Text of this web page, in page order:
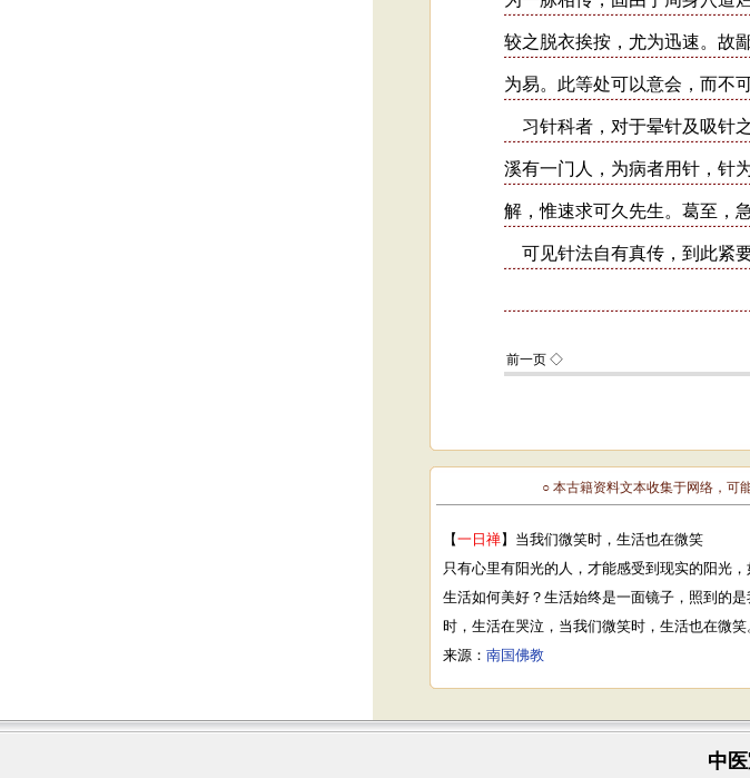
○ 本古籍资料文本收集于网络，可
【一日禅】当我们微笑时，生活也在微笑
只有心里有阳光的人，才能感受到现实的阳光
生活如何美好？生活始终是一面镜子，照到的
时，生活在哭泣，当我们微笑时，生活也在微笑
来源： 南国佛教
中